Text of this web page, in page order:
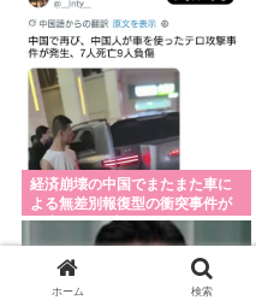
Powered by livedoor 相互
経済崩壊の中国でまたまた車に
よる無差別報復型の衝突事件が
発生、7人死亡9人負傷
ホーム 検索